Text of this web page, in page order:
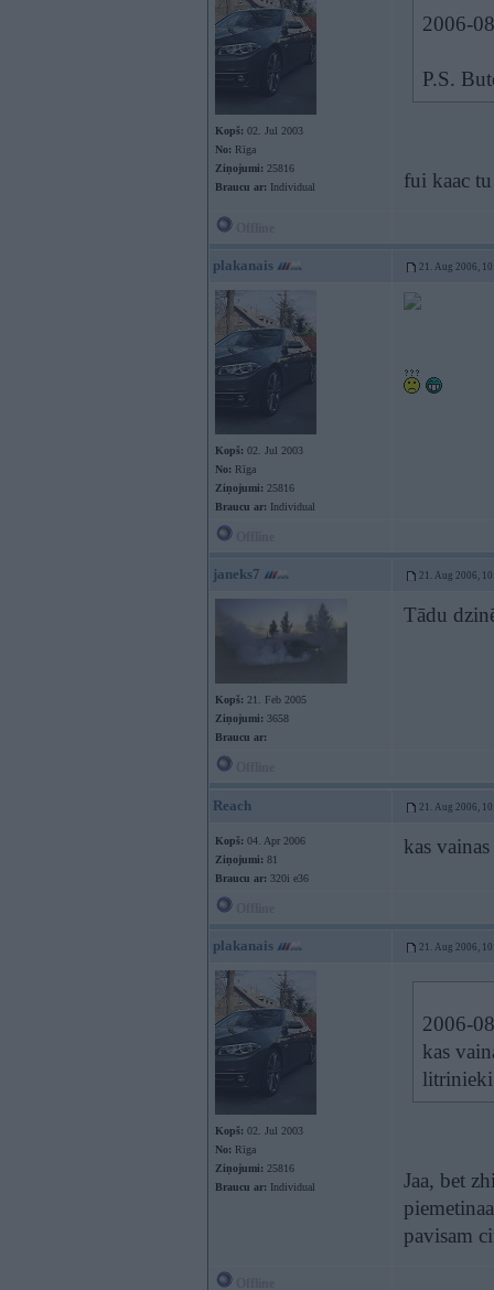
Kopš: 02. Jul 2003
No: Rīga
Ziņojumi: 25816
Braucu ar: Individual
2006-
P.S.
fui kaac
plakanais 21. Aug 2006,
Kopš: 02. Jul 2003
No: Rīga
Ziņojumi: 25816
Braucu ar: Individual
janeks7 21. Aug 2006,
Kopš: 21. Feb 2005
Ziņojumi: 3658
Braucu ar:
Tādu
Reach 21. Aug 2006,
Kopš: 04. Apr 2006
Ziņojumi: 81
Braucu ar: 320i e36
kas
plakanais 21. Aug 2006,
Kopš: 02. Jul 2003
No: Rīga
Ziņojumi: 25816
Braucu ar: Individual
2006-
kas
Jaa, bet
pavisam